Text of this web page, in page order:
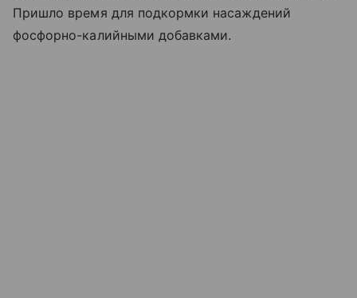
Пришло время для подкормки насаждений
фосфорно-калийными добавками.